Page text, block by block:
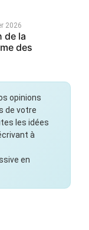
2026
de la
des
opinions
de votre
les idées
à
en